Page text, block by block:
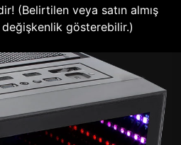
(Belirtilen veya satın almış
gösterebilir.)